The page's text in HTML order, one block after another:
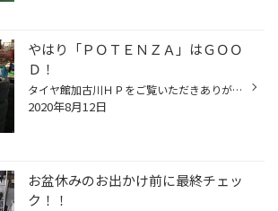
やはり「ＰＯＴＥＮＺＡ」はＧＯＯ
Ｄ！
タイヤ館加古川ＨＰをご覧いただきありがとうございます！ 連休を頂いていますが！！更新してますよ！！ 今回はコチラのお車「ＷＲＸ」に「ＰＯＴＥＮＺＡ Ｓ００７Ａ」を装着しました！！ 正直この組み合わせが個人的にはＢＥＳＴだと思っています。 勿論！サーキット走行可能なタイヤでの交換もお...
2020年8月12日
お盆休みのお出かけ前に最終チェッ
ク！！